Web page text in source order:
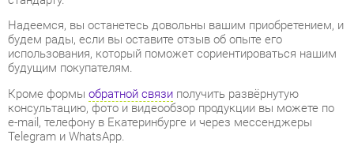
Кроме формы
консультацию, фото и видеообзор продукции вы можете по
e-mail, телефону в Екатеринбурге и через мессенджеры
Telegram и WhatsApp.
Готовые комплекты также можно сравнить между собой в
нашем шоу-руме и купить Гостиная Стиль Атлантида-2 Венге-
дуб Белфорд, самостоятельно забрав его с нашего
центрального склада в г. Екатеринбург. Полный список
адресов и магазинов смотрите на страницеконтактов.